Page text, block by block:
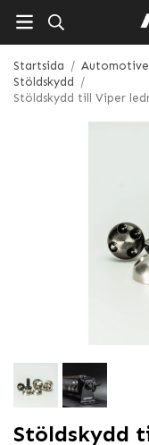
Startsida / Automotive
Stöldskydd
/
Stöldskydd till Viper
Stöldskydd